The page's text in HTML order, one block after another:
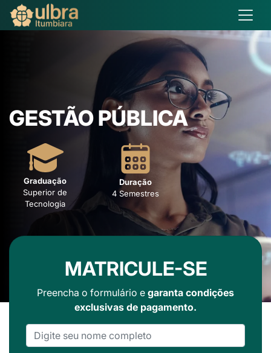
GESTÃO PÚBLICA
Graduação
Superior de
Tecnologia
Duração
4 Semestres
MATRICULE-SE
Preencha o formulário e garanta condições
exclusivas de pagamento.